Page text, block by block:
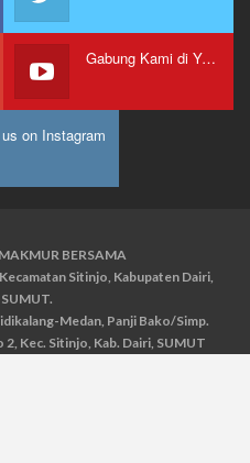
Gabung Kami di Youtube
on Instagram
BERSAMA
Sitinjo, Kabupaten Dairi,
Medan, Panji Bako/Simp.
Kec. Sitinjo, Kab. Dairi, SUMUT